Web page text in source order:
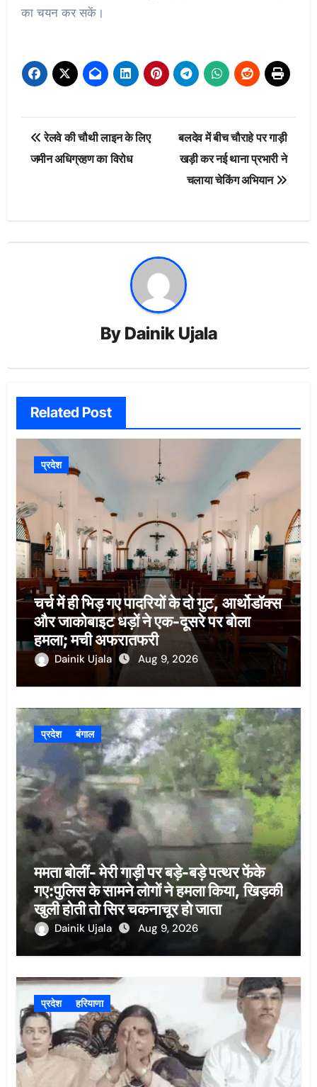
का चयन कर सकें।
Post
navigation
रेलवे की चौथी लाइन के लिए
जमीन अधिग्रहण का विरोध
बलदेव में बीच चौराहे पर गाड़ी
खड़ी कर नई थाना प्रभारी ने
चलाया चेकिंग अभियान
By Dainik Ujala
Related Post
प्रदेश
चर्च में ही भिड़ गए पादरियों के दो गुट, आर्थोडॉक्स
और जाकोबाइट धड़ों ने एक-दूसरे पर बोला
हमला; मची अफरातफरी
Dainik Ujala Aug 9, 2026
प्रदेश बंगाल
ममता बोलीं- मेरी गाड़ी पर बड़े-बड़े पत्थर फेंके
गए:पुलिस के सामने लोगों ने हमला किया, खिड़की
खुली होती तो सिर चकनाचूर हो जाता
Dainik Ujala Aug 9, 2026
प्रदेश हरियाणा